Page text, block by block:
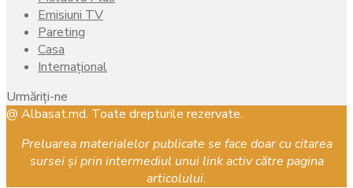
Emisiuni TV
Pareting
Casa
Internațional
Urmăriți-ne
Facebook
Instagram
Youtube
@ Albasat.md. Toate drepturile rezervate.
Preluarea materialelor publicate se face doar cu citarea
sursei și prin intermediul unui link activ către pagina
articolului.